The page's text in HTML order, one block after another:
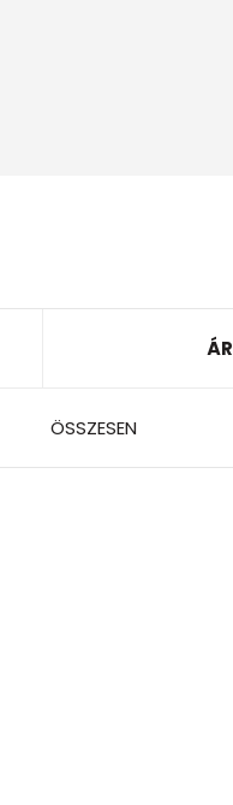
ÁR
ÖSSZESEN